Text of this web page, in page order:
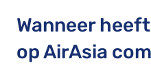
Wanneer
op AirAsia